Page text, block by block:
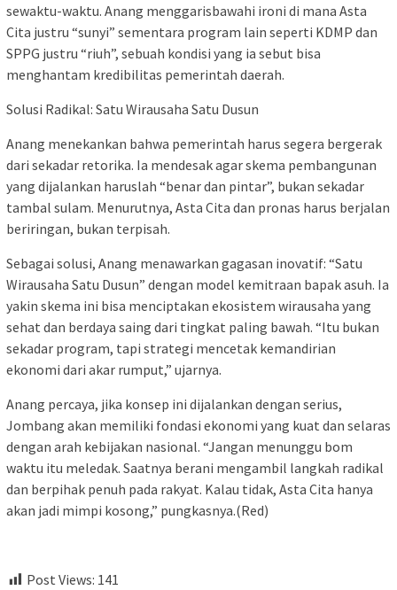
sewaktu-waktu. Anang menggarisbawahi ironi di mana Asta
Cita justru “sunyi” sementara program lain seperti KDMP dan
SPPG justru “riuh”, sebuah kondisi yang ia sebut bisa
menghantam kredibilitas pemerintah daerah.
​Solusi Radikal: Satu Wirausaha Satu Dusun
​Anang menekankan bahwa pemerintah harus segera bergerak
dari sekadar retorika. Ia mendesak agar skema pembangunan
yang dijalankan haruslah “benar dan pintar”, bukan sekadar
tambal sulam. Menurutnya, Asta Cita dan pronas harus berjalan
beriringan, bukan terpisah.
​Sebagai solusi, Anang menawarkan gagasan inovatif: “Satu
Wirausaha Satu Dusun” dengan model kemitraan bapak asuh. Ia
yakin skema ini bisa menciptakan ekosistem wirausaha yang
sehat dan berdaya saing dari tingkat paling bawah. “Itu bukan
sekadar program, tapi strategi mencetak kemandirian
ekonomi dari akar rumput,” ujarnya.
​Anang percaya, jika konsep ini dijalankan dengan serius,
Jombang akan memiliki fondasi ekonomi yang kuat dan selaras
dengan arah kebijakan nasional. “Jangan menunggu bom
waktu itu meledak. Saatnya berani mengambil langkah radikal
dan berpihak penuh pada rakyat. Kalau tidak, Asta Cita hanya
akan jadi mimpi kosong,” pungkasnya.(Red)
Post Views: 141